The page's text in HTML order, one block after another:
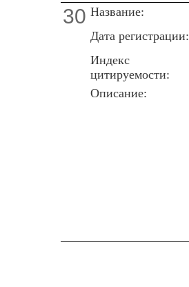
30 Название:
Дата регистрации:
Индекс
цитируемости:
Описание: